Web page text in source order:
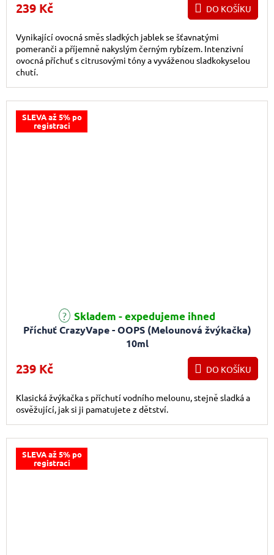
239 Kč DO KOŠÍKU
Vynikající ovocná směs sladkých jablek se šťavnatými
pomeranči a příjemně nakyslým černým rybízem. Intenzivní
ovocná příchuť s citrusovými tóny a vyváženou sladkokyselou
chutí.
SLEVA až 5% po
registraci
Příchuť CrazyVape - OOPS (Melounová žvýkačka)
10ml
Průměrné hodnocení produktu je 5,0 z 5 hvězdiček.
Skladem - expedujeme ihned
239 Kč DO KOŠÍKU
Klasická žvýkačka s příchutí vodního melounu, stejně sladká a
osvěžující, jak si ji pamatujete z dětství.
SLEVA až 5% po
registraci